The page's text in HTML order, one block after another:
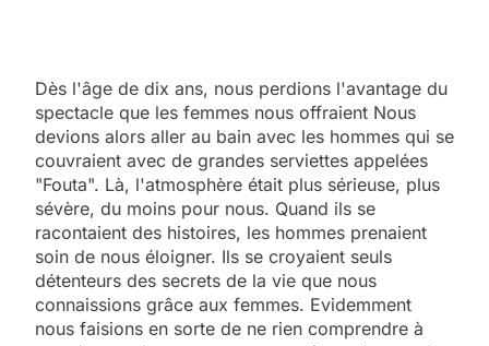
Dès l'âge de dix ans, nous perdions l'avantage du
spectacle que les femmes nous offraient Nous
devions alors aller au bain avec les hommes qui se
couvraient avec de grandes serviettes appelées
"Fouta". Là, l'atmosphère était plus sérieuse, plus
sévère, du moins pour nous. Quand ils se
racontaient des histoires, les hommes prenaient
soin de nous éloigner. Ils se croyaient seuls
détenteurs des secrets de la vie que nous
connaissions grâce aux femmes. Evidemment
nous faisions en sorte de ne rien comprendre à